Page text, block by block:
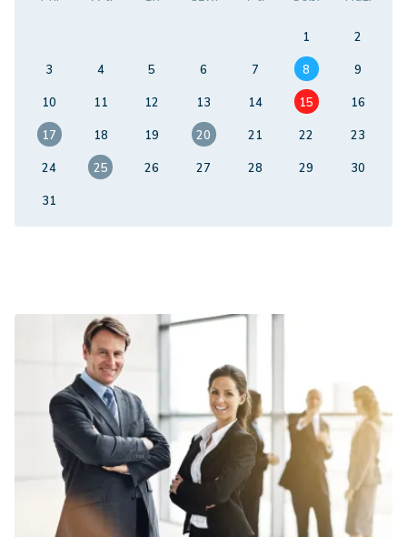
1
2
3
4 5 6 7 8
9
10
11 12 13 14 15
16
17
18 19 20 21 22
23
24
25 26 27 28 29
30
31